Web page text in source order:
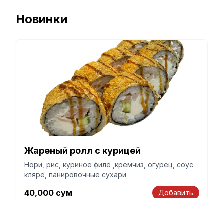
Новинки
Жареный ролл с курицей
Нори, рис, куриное филе ,кремчиз, огурец, соус
кляре, панировочные сухари
40,000 сум Добавить